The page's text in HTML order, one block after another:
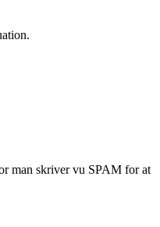
man skriver vu SPAM for at